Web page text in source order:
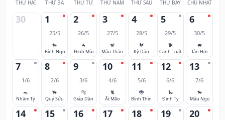
THỨ HAI THỨ BA THỨ TƯ THỨ NĂM THỨ SÁU THỨ BẢY CHỦ NHẬT
30 1
25/5
🐎
Bính Ngọ
2
26/5
🐐
Đinh Mùi
3
27/5
🐒
Mậu Thân
4
28/5
🐓
Kỷ Dậu
5
29/5
🐕
Canh Tuất
6
30/5
🐖
Tân Hợi
7
1/6
🐀
Nhâm Tý
8
2/6
🐂
Quý Sửu
9
3/6
🐅
Giáp Dần
10
4/6
🐈
Ất Mão
11
5/6
🐉
Bính Thìn
12
6/6
🐍
Đinh Tỵ
13
7/6
🐎
Mậu Ngọ
14 15 16 17 18 19 20